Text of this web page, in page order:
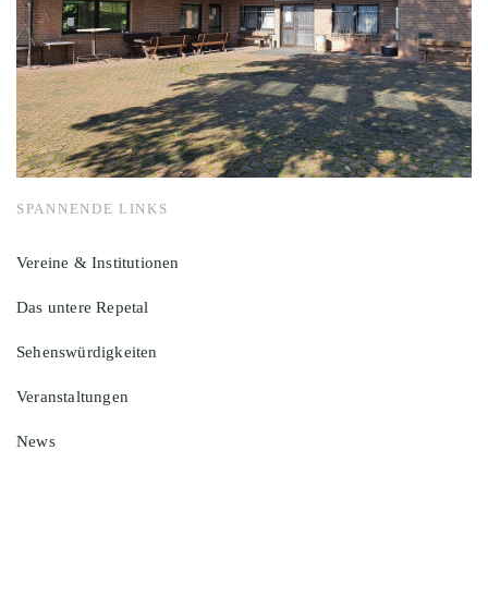
SPANNENDE LINKS
Vereine & Institutionen
Das untere Repetal
Sehenswürdigkeiten
Veranstaltungen
News